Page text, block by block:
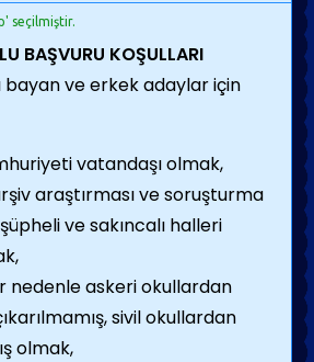
seçilmiştir.
BAŞVURU KOŞULLARI
bayan ve erkek adaylar için
vatandaşı olmak,
araştırması ve soruşturma
ve sakıncalı halleri
nedenle askeri okullardan
sivil okullardan
olmak,